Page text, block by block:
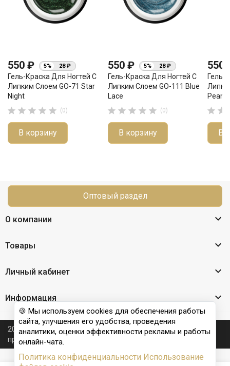
550 ₽ 5% 28 ₽
Гель-Краска Для Ногтей С
Липким Слоем GO-71 Star
Night
     (0)
В корзину
550 ₽ 5% 28 ₽
Гель-Краска Для Ногтей С
Липким Слоем GO-111 Blue
Lace
     (0)
В корзину
550
Гель-
Pearl
 
В
Оптовый раздел
О компании 
Товары 
Личный кабинет 
Информация 
2026 © Nail Club professional - официальный сайт
производителя бренда для наращивания ногтей
🍪 Мы используем cookies для обеспечения работы
сайта, улучшения его удобства, проведения
аналитики, оценки эффективности рекламы и работы
онлайн-чата.
Политика конфиденциальности Использование